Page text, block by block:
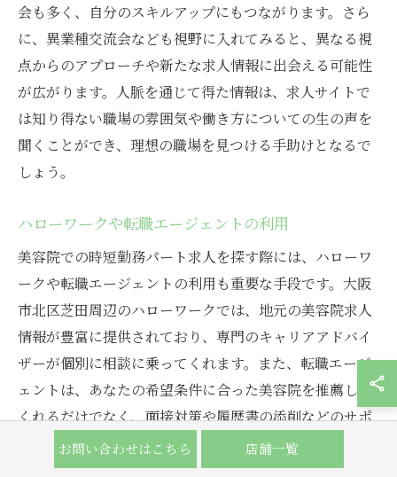
会も多く、自分のスキルアップにもつながります。さら
に、異業種交流会なども視野に入れてみると、異なる視
点からのアプローチや新たな求人情報に出会える可能性
が広がります。人脈を通じて得た情報は、求人サイトで
は知り得ない職場の雰囲気や働き方についての生の声を
聞くことができ、理想の職場を見つける手助けとなるで
しょう。
ハローワークや転職エージェントの利用
美容院での時短勤務パート求人を探す際には、ハローワ
ークや転職エージェントの利用も重要な手段です。大阪
市北区芝田周辺のハローワークでは、地元の美容院求人
情報が豊富に提供されており、専門のキャリアアドバイ
ザーが個別に相談に乗ってくれます。また、転職エージ
ェントは、あなたの希望条件に合った美容院を推薦して
くれるだけでなく、面接対策や履歴書の添削などのサポ
ートも行っています。これにより、応募書類の質を高
め、自分の強みを最大限にアピールする準備が整いま
お問い合わせはこちら 店舗一覧